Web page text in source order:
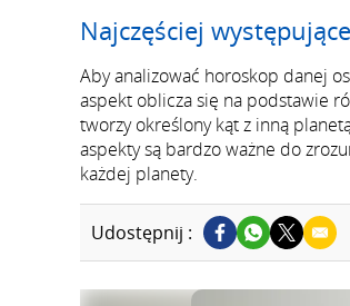
Najczęściej
Aby analizować horoskop danej
aspekt oblicza się na podstawie
tworzy określony kąt z inną
aspekty są bardzo ważne do
każdej planety.
Udostępnij :